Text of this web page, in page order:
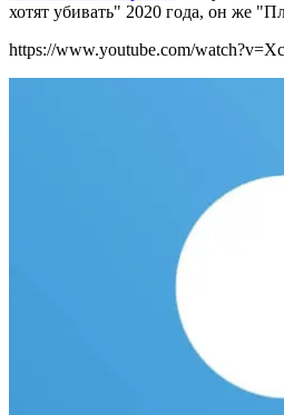
хотят убивать" 2020 года, он же
https://www.youtube.com/